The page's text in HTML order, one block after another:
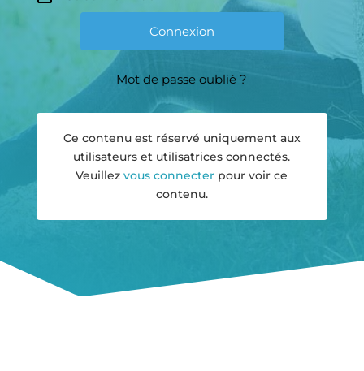
Mot de passe oublié ?
Ce contenu est réservé uniquement aux
utilisateurs et utilisatrices connectés.
Veuillezvous connecter pour voir ce
contenu.